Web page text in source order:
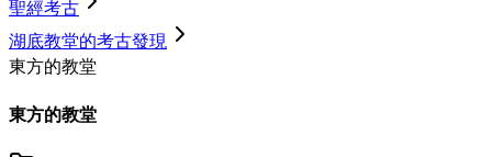
聖經考古
湖底教堂的考古發現
東方的教堂
東方的教堂